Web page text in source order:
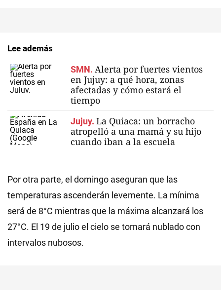
Lee además
SMN. Alerta por fuertes vientos
en Jujuy: a qué hora, zonas
afectadas y cómo estará el
tiempo
Jujuy. La Quiaca: un borracho
atropelló a una mamá y su hijo
cuando iban a la escuela
Por otra parte, el domingo aseguran que las
temperaturas ascenderán levemente. La mínima
será de 8°C mientras que la máxima alcanzará los
27°C. El 19 de julio el cielo se tornará nublado con
intervalos nubosos.